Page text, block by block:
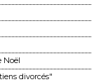
Noël
divorcés"